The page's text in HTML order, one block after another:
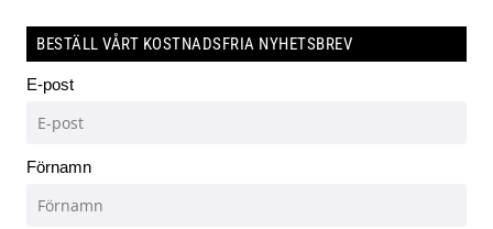
BESTÄLL VÅRT KOSTNADSFRIA NYHETSBREV
E-post
Förnamn